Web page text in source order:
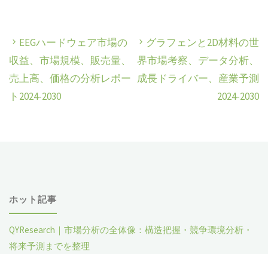
EEGハードウェア市場の
収益、市場規模、販売量、
売上高、価格の分析レポー
ト2024-2030
グラフェンと2D材料の世
界市場考察、データ分析、
成長ドライバー、産業予測
2024-2030
ホット記事
QYResearch｜市場分析の全体像：構造把握・競争環境分析・
将来予測までを整理